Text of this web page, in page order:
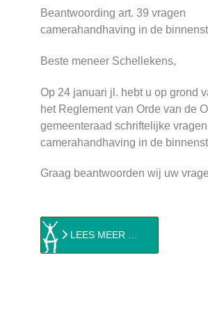
Beantwoording art. 39 vragen
camerahandhaving in de
Beste meneer Schellekens,
Op 24 januari jl. hebt u op grond
het Reglement van Orde van de
gemeenteraad schriftelijke
camerahandhaving in de
Graag beantwoorden wij uw
LEES MEER …